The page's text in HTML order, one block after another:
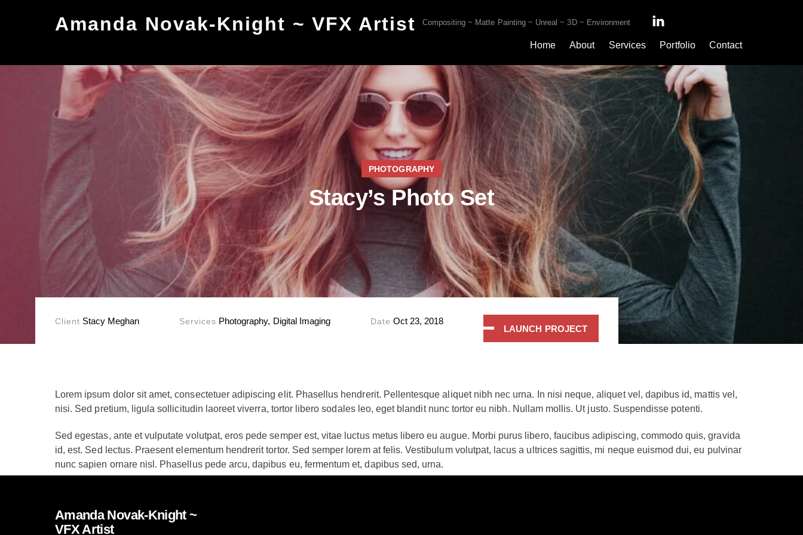
Amanda Novak-Knight ~ VFX Artist Compositing ~ Matte Painting ~ Unreal ~ 3D ~ Environment
Home About Services Portfolio Contact
PHOTOGRAPHY
Stacy’s Photo Set
Client Stacy Meghan Services Photography, Digital Imaging Date Oct 23, 2018
LAUNCH PROJECT
Lorem ipsum dolor sit amet, consectetuer adipiscing elit. Phasellus hendrerit. Pellentesque aliquet nibh nec urna. In nisi neque, aliquet vel, dapibus id, mattis vel,
nisi. Sed pretium, ligula sollicitudin laoreet viverra, tortor libero sodales leo, eget blandit nunc tortor eu nibh. Nullam mollis. Ut justo. Suspendisse potenti.
Sed egestas, ante et vulputate volutpat, eros pede semper est, vitae luctus metus libero eu augue. Morbi purus libero, faucibus adipiscing, commodo quis, gravida
id, est. Sed lectus. Praesent elementum hendrerit tortor. Sed semper lorem at felis. Vestibulum volutpat, lacus a ultrices sagittis, mi neque euismod dui, eu pulvinar
nunc sapien ornare nisl. Phasellus pede arcu, dapibus eu, fermentum et, dapibus sed, urna.
gravida vitae, ultricies ac, leo. Integer leo pede, ornare a, lacinia eu, vulputate vel, nisl.
Amanda Novak-Knight ~
VFX Artist